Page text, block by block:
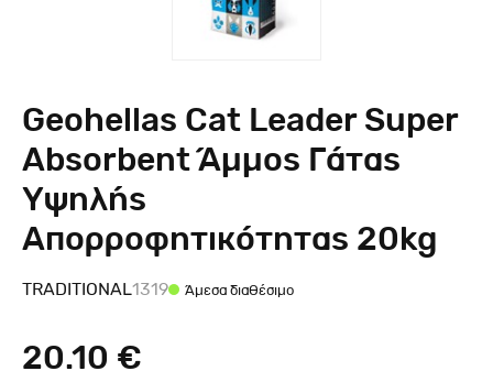
Geohellas Cat Leader Super
Absorbent Άμμος Γάτας
Υψηλής
Απορροφητικότητας 20kg
TRADITIONAL1319 Άμεσα διαθέσιμο
20.10 €